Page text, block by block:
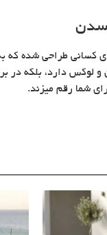
طراحی شده که به
و لوکس دارد، بلکه در
شما رقم میزند.